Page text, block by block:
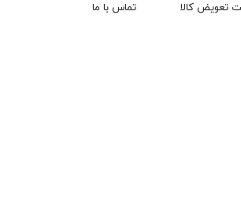
تعویض کالا تماس با ما